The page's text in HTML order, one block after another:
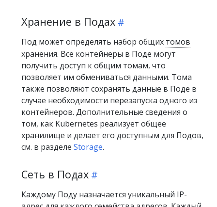
Хранение в Подах
Под может определять набор общих томов
хранения. Все контейнеры в Поде могут
получить доступ к общим томам, что
позволяет им обмениваться данными. Тома
также позволяют сохранять данные в Поде в
случае необходимости перезапуска одного из
контейнеров. Дополнительные сведения о
том, как Kubernetes реализует общее
хранилище и делает его доступным для Подов,
см. в разделе Storage.
Сеть в Подах
Каждому Поду назначается уникальный IP-